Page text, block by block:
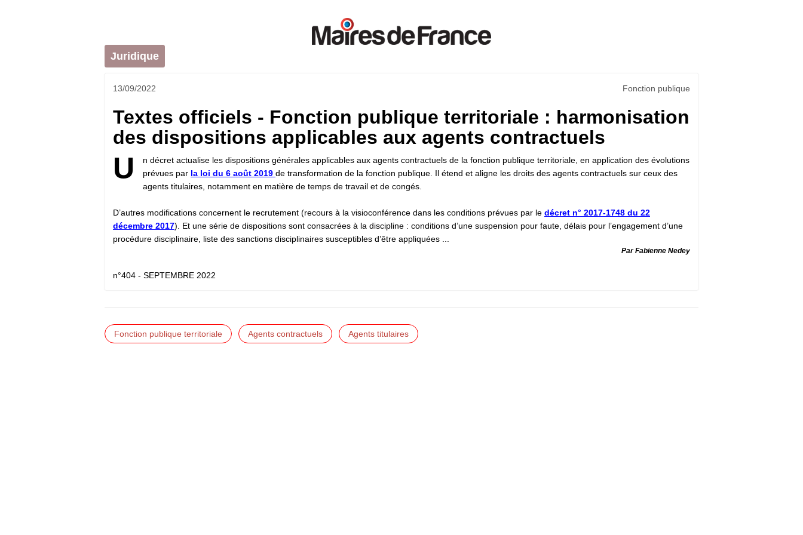
Juridique
13/09/2022 Fonction publique
Textes officiels - Fonction publique territoriale : harmonisation
des dispositions applicables aux agents contractuels
U
n décret actualise les dispositions générales applicables aux agents contractuels de la fonction publique territoriale, en application des évolutions
prévues par la loi du 6 août 2019 de transformation de la fonction publique. Il étend et aligne les droits des agents contractuels sur ceux des
agents titulaires, notamment en matière de temps de travail et de congés.
D’autres modifications concernent le recrutement (recours à la visioconférence dans les conditions prévues par le décret n° 2017-1748 du 22
décembre 2017). Et une série de dispositions sont consacrées à la discipline : conditions d’une suspension pour faute, délais pour l’engagement d’une
procédure disciplinaire, liste des sanctions disciplinaires susceptibles d’être appliquées ...
Par Fabienne Nedey
n°404 - SEPTEMBRE 2022
Fonction publique territoriale Agents contractuels Agents titulaires